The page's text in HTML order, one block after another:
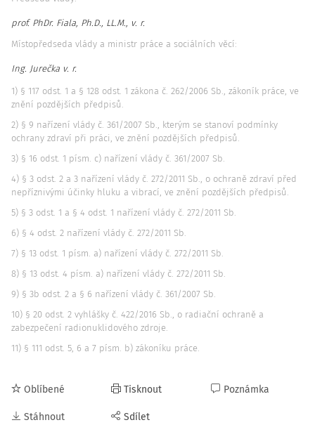
prof. PhDr. Fiala, Ph.D., LL.M., v. r.
Místopředseda vlády a ministr práce a sociálních věcí:
Ing. Jurečka v. r.
1) § 117 odst. 1 a § 128 odst. 1 zákona č. 262/2006 Sb., zákoník práce, ve
znění pozdějších předpisů.
2) § 9 nařízení vlády č. 361/2007 Sb., kterým se stanoví podmínky
ochrany zdraví při práci, ve znění pozdějších předpisů.
3) § 16 odst. 1 písm. c) nařízení vlády č. 361/2007 Sb.
4) § 3 odst. 2 a 3 nařízení vlády č. 272/2011 Sb., o ochraně zdraví před
nepříznivými účinky hluku a vibrací, ve znění pozdějších předpisů.
5) § 3 odst. 1 a § 4 odst. 1 nařízení vlády č. 272/2011 Sb.
6) § 4 odst. 2 nařízení vlády č. 272/2011 Sb.
7) § 13 odst. 1 písm. a) nařízení vlády č. 272/2011 Sb.
8) § 13 odst. 4 písm. a) nařízení vlády č. 272/2011 Sb.
9) § 3b odst. 2 a § 6 nařízení vlády č. 361/2007 Sb.
10) § 20 odst. 2 vyhlášky č. 422/2016 Sb., o radiační ochraně a
zabezpečení radionuklidového zdroje.
11) § 111 odst. 5, 6 a 7 písm. b) zákoníku práce.
Oblíbené
Stáhnout
Tisknout
Sdílet
Poznámka